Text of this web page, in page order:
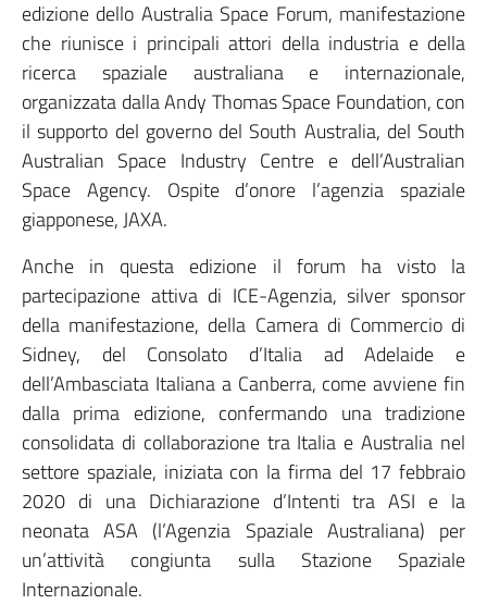
edizione dello Australia Space Forum, manifestazione
che riunisce i principali attori della industria e della
ricerca spaziale australiana e internazionale,
organizzata dalla Andy Thomas Space Foundation, con
il supporto del governo del South Australia, del South
Australian Space Industry Centre e dell’Australian
Space Agency. Ospite d’onore l’agenzia spaziale
giapponese, JAXA.
Anche in questa edizione il forum ha visto la
partecipazione attiva di ICE-Agenzia, silver sponsor
della manifestazione, della Camera di Commercio di
Sidney, del Consolato d’Italia ad Adelaide e
dell’Ambasciata Italiana a Canberra, come avviene fin
dalla prima edizione, confermando una tradizione
consolidata di collaborazione tra Italia e Australia nel
settore spaziale, iniziata con la firma del 17 febbraio
2020 di una Dichiarazione d’Intenti tra ASI e la
neonata ASA (l’Agenzia Spaziale Australiana) per
un’attività congiunta sulla Stazione Spaziale
Internazionale.